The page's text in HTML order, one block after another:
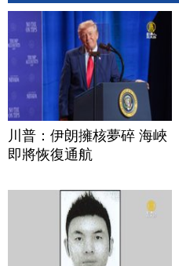
川普：伊朗擁核夢碎 海峽
即將恢復通航